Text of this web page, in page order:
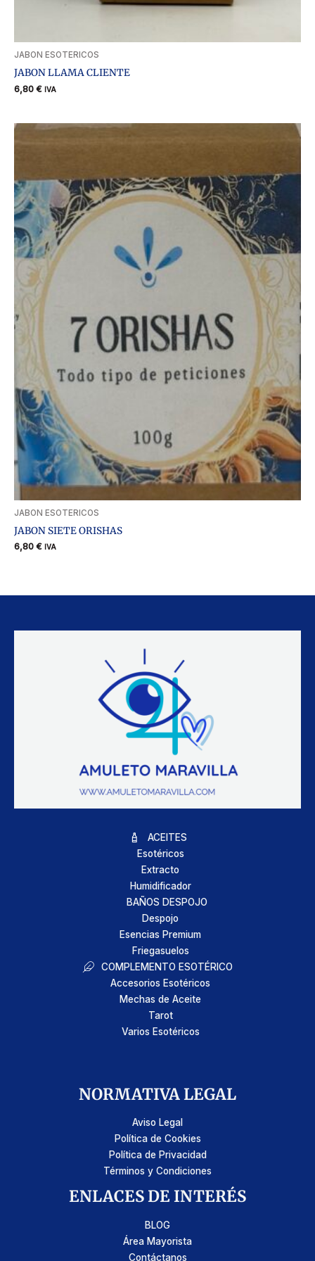
JABON ESOTERICOS
JABON LLAMA CLIENTE
6,80 € IVA
JABON ESOTERICOS
JABON SIETE ORISHAS
6,80 € IVA
ACEITES
Esotéricos
Extracto
Humidificador
BAÑOS DESPOJO
Despojo
Esencias Premium
Friegasuelos
COMPLEMENTO ESOTÉRICO
Accesorios Esotéricos
Mechas de Aceite
Tarot
Varios Esotéricos
NORMATIVA LEGAL
Aviso Legal
Política de Cookies
Política de Privacidad
Términos y Condiciones
ENLACES DE INTERÉS
BLOG
Área Mayorista
Contáctanos